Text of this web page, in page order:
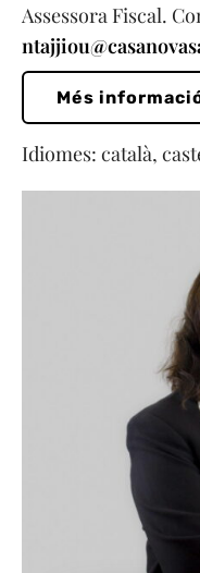
Assessora Fiscal.
Més
Idiomes: català,